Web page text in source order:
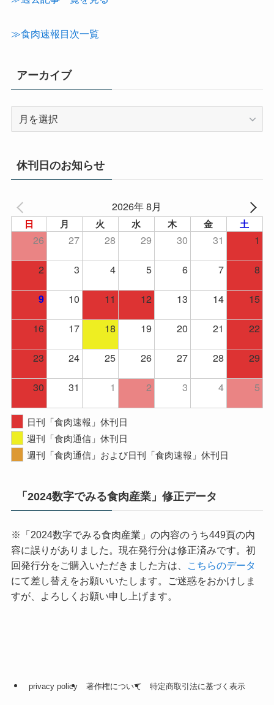
≫食肉速報目次一覧
アーカイブ
イ
ブ
休刊日のお知らせ
2026年 8月
日 月 火 水 木 金 土
26 27 28 29 30 31
1
2
3 4 5 6 7 8
9 10 11 12 13 14
15
16
17 18 19 20 21
22
23
24 25 26 27 28
29
30
31 1 2 3 4 5
日刊「食肉速報」休刊日
週刊「食肉通信」休刊日
週刊「食肉通信」および日刊「食肉速報」休刊日
「2024数字でみる食肉産業」修正データ
※「2024数字でみる食肉産業」の内容のうち449頁の内
容に誤りがありました。現在発行分は修正済みです。初
回発行分をご購入いただきました方は、
こちらのデータ
にて差し替えをお願いいたします。ご迷惑をおかけしま
すが、よろしくお願い申し上げます。
privacy policy 著作権について 特定商取引法に基づく表示